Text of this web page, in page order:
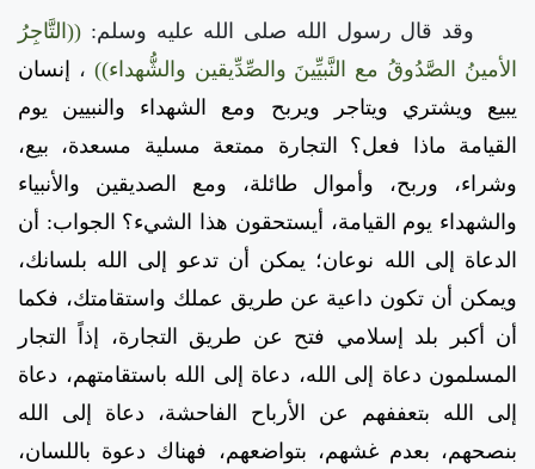
وقد قال رسول الله صلى الله عليه وسلم: ((التَّاجِرُ
الأمينُ الصَّدُوقُ مع النَّبيِّينَ والصِّدِّيقين والشُّهداء)) ، إنسان
يبيع ويشتري ويتاجر ويربح ومع الشهداء والنبيين يوم
القيامة ماذا فعل؟ التجارة ممتعة مسلية مسعدة، بيع،
وشراء، وربح، وأموال طائلة، ومع الصديقين والأنبياء
والشهداء يوم القيامة، أيستحقون هذا الشيء؟ الجواب: أن
الدعاة إلى الله نوعان؛ يمكن أن تدعو إلى الله بلسانك،
ويمكن أن تكون داعية عن طريق عملك واستقامتك، فكما
أن أكبر بلد إسلامي فتح عن طريق التجارة، إذاً التجار
المسلمون دعاة إلى الله، دعاة إلى الله باستقامتهم، دعاة
إلى الله بتعففهم عن الأرباح الفاحشة، دعاة إلى الله
بنصحهم، بعدم غشهم، بتواضعهم، فهناك دعوة باللسان،